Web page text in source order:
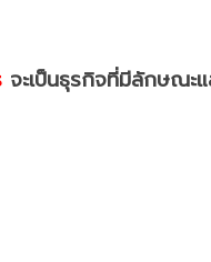
จะเป็นธุรกิจที่มีลักษณะแ